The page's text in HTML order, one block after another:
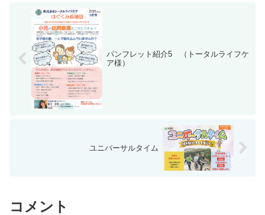
パンフレット紹介5 （トータルライフケ
ア様）
ユニバーサルタイム
コメント